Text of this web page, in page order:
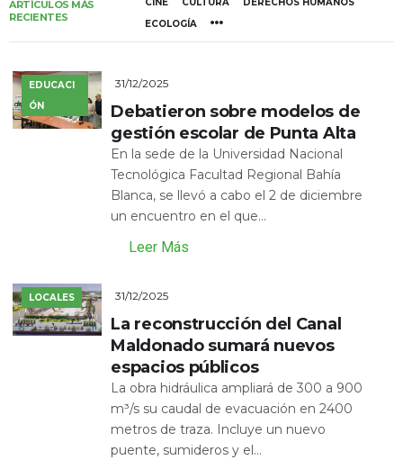
ARTÍCULOS MÁS
RECIENTES
CINE CULTURA
DERECHOS HUMANOS
ECOLOGÍA
EDUCACI
ÓN
31/12/2025
Debatieron sobre modelos de
gestión escolar de Punta Alta
En la sede de la Universidad Nacional
Tecnológica Facultad Regional Bahía
Blanca, se llevó a cabo el 2 de diciembre
un encuentro en el que...
Leer Más
LOCALES 31/12/2025
La reconstrucción del Canal
Maldonado sumará nuevos
espacios públicos
La obra hidráulica ampliará de 300 a 900
m³/s su caudal de evacuación en 2400
metros de traza. Incluye un nuevo
puente, sumideros y el...